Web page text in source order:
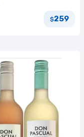
$259